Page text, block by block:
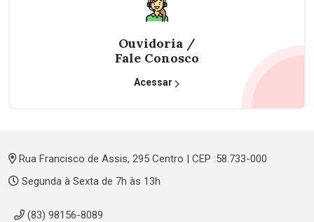
Ouvidoria /
Fale Conosco
Acessar
Rua Francisco de Assis, 295 Centro | CEP :58.733-000
Segunda à Sexta de 7h às 13h
(83) 98156-8089